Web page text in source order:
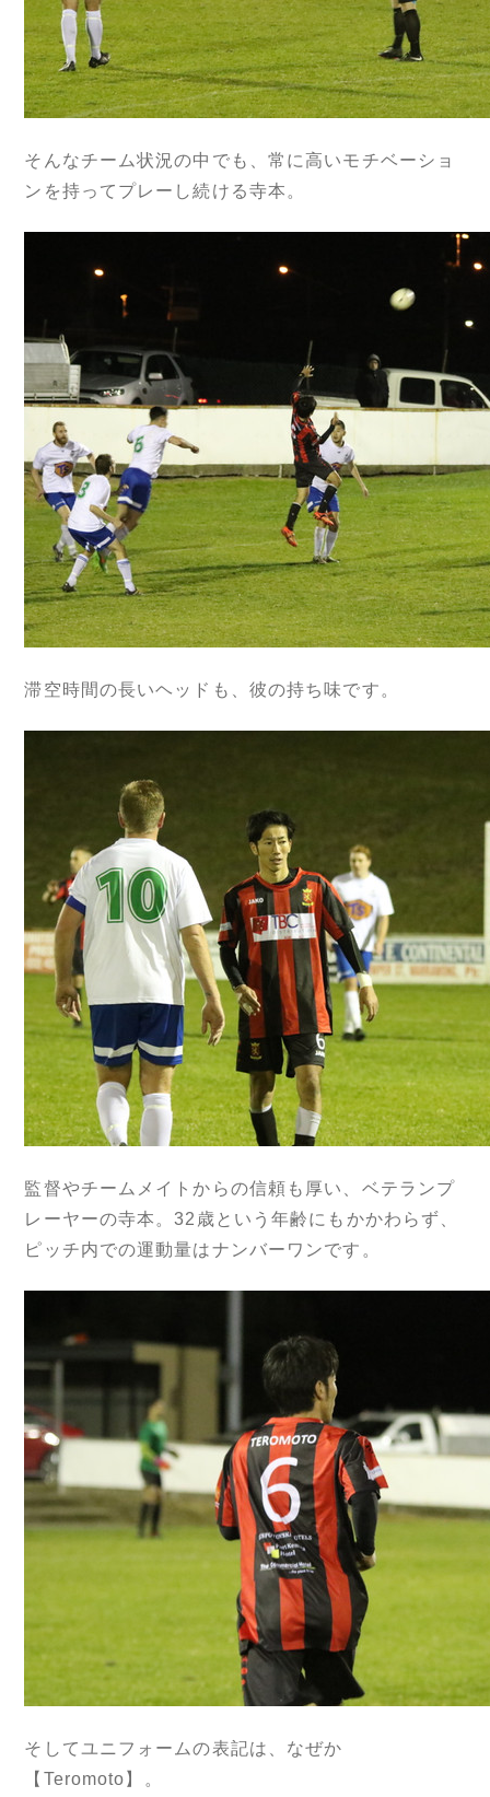
そんなチーム状況の中でも、常に高いモチベーショ
ンを持ってプレーし続ける寺本。
滞空時間の長いヘッドも、彼の持ち味です。
監督やチームメイトからの信頼も厚い、ベテランプ
レーヤーの寺本。32歳という年齢にもかかわらず、
ピッチ内での運動量はナンバーワンです。
そしてユニフォームの表記は、なぜか
【Teromoto】。